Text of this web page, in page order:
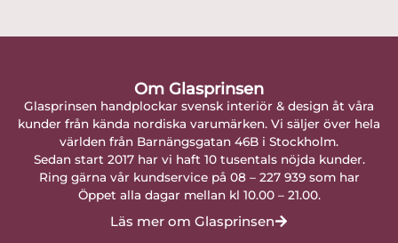
Om Glasprinsen
Glasprinsen handplockar svensk interiör & design åt våra
kunder från kända nordiska varumärken. Vi säljer över hela
världen från Barnängsgatan 46B i Stockholm.
Sedan start 2017 har vi haft 10 tusentals nöjda kunder.
Ring gärna vår kundservice på 08 – 227 939 som har
Öppet alla dagar mellan kl 10.00 – 21.00.
Läs mer om Glasprinsen